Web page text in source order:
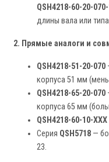
QSH4218-60-20-070-
длины вала или
2. Прямые аналоги и
QSH4218-51-20-070
корпуса 51 мм
QSH4218-65-20-070
корпуса 65 мм
QSH4218-60-10-XXX
Серия QSH5718 —
23.